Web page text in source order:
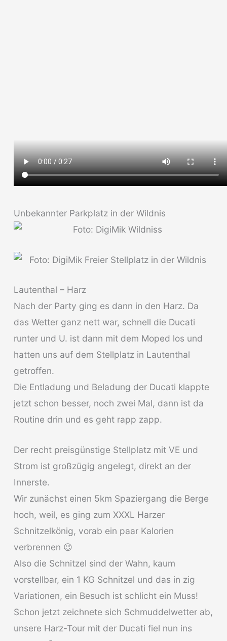
Unbekannter Parkplatz in der Wildnis
Lautenthal – Harz
Nach der Party ging es dann in den Harz. Da
das Wetter ganz nett war, schnell die Ducati
runter und U. ist dann mit dem Moped los und
hatten uns auf dem Stellplatz in Lautenthal
getroffen.
Die Entladung und Beladung der Ducati klappte
jetzt schon besser, noch zwei Mal, dann ist da
Routine drin und es geht rapp zapp.
Der recht preisgünstige Stellplatz mit VE und
Strom ist großzügig angelegt, direkt an der
Innerste.
Wir zunächst einen 5km Spaziergang die Berge
hoch, weil, es ging zum XXXL Harzer
Schnitzelkönig, vorab ein paar Kalorien
verbrennen 😉
Also die Schnitzel sind der Wahn, kaum
vorstellbar, ein 1 KG Schnitzel und das in zig
Variationen, ein Besuch ist schlicht ein Muss!
Schon jetzt zeichnete sich Schmuddelwetter ab,
unsere Harz-Tour mit der Ducati fiel nun ins